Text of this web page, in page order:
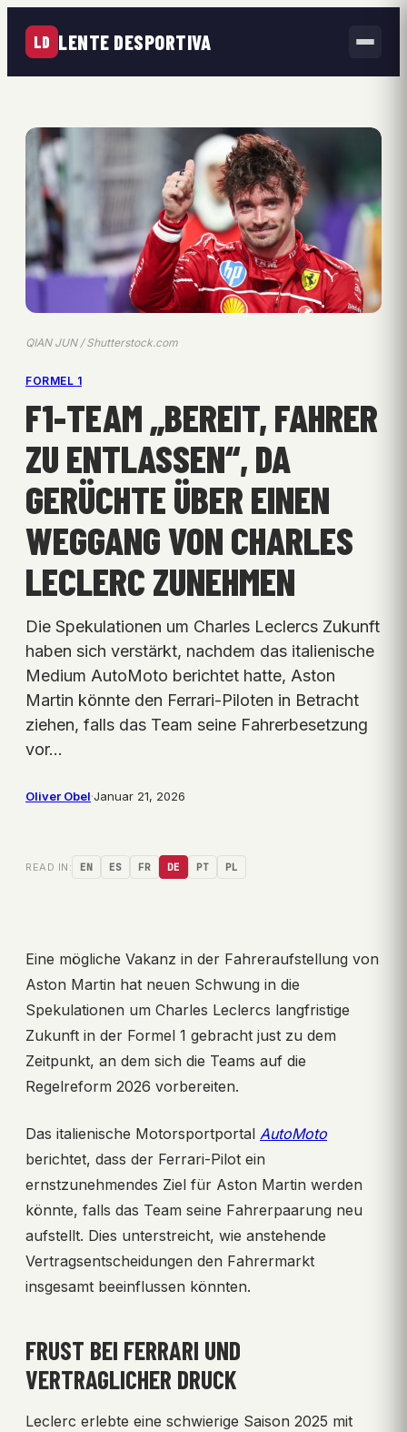
LD LENTE DESPORTIVA
QIAN JUN / Shutterstock.com
FORMEL 1
F1-TEAM „BEREIT, FAHRER
ZU ENTLASSEN“, DA
GERÜCHTE ÜBER EINEN
WEGGANG VON CHARLES
LECLERC ZUNEHMEN
Die Spekulationen um Charles Leclercs Zukunft
haben sich verstärkt, nachdem das italienische
Medium AutoMoto berichtet hatte, Aston
Martin könnte den Ferrari-Piloten in Betracht
ziehen, falls das Team seine Fahrerbesetzung
vor…
Oliver Obel·Januar 21, 2026
READ IN: EN ES FR DE PT PL
Eine mögliche Vakanz in der Fahreraufstellung von
Aston Martin hat neuen Schwung in die
Spekulationen um Charles Leclercs langfristige
Zukunft in der Formel 1 gebracht just zu dem
Zeitpunkt, an dem sich die Teams auf die
Regelreform 2026 vorbereiten.
Das italienische Motorsportportal AutoMoto
berichtet, dass der Ferrari-Pilot ein
ernstzunehmendes Ziel für Aston Martin werden
könnte, falls das Team seine Fahrerpaarung neu
aufstellt. Dies unterstreicht, wie anstehende
Vertragsentscheidungen den Fahrermarkt
insgesamt beeinflussen könnten.
FRUST BEI FERRARI UND
VERTRAGLICHER DRUCK
Leclerc erlebte eine schwierige Saison 2025 mit